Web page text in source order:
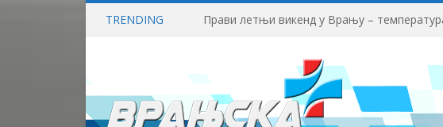
TRENDING Прави летњи викенд у Врању –